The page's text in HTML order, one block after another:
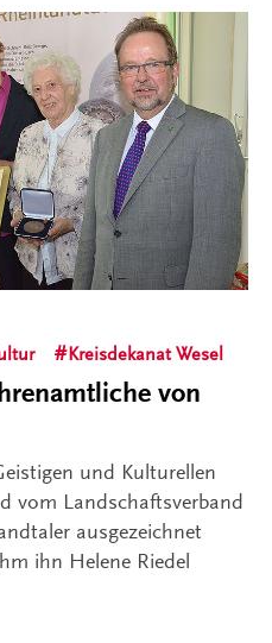
Kreisdekanat Wesel
von
und Kulturellen
vom Landschaftsverband
ausgezeichnet
ihn Helene Riedel